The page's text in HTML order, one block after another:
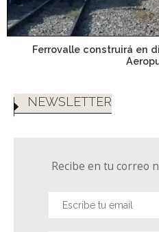
Ferrovalle construirá en
NEWSLETTER
Recibe en tu correo